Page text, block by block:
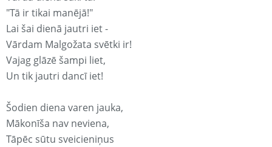
"Tā ir tikai manējā!"
Lai šai dienā jautri iet -
Vārdam Malgožata svētki ir!
Vajag glāzē šampi liet,
Un tik jautri dancī iet!
Šodien diena varen jauka,
Mākonīša nav neviena,
Tāpēc sūtu sveicieniņus